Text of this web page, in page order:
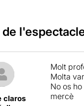
claros
Molt
Molta
No os
mercè